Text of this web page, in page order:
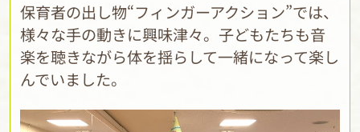
保育者の出し物“フィンガーアクション”では、
様々な手の動きに興味津々。子どもたちも音
楽を聴きながら体を揺らして一緒になって楽し
んでいました。